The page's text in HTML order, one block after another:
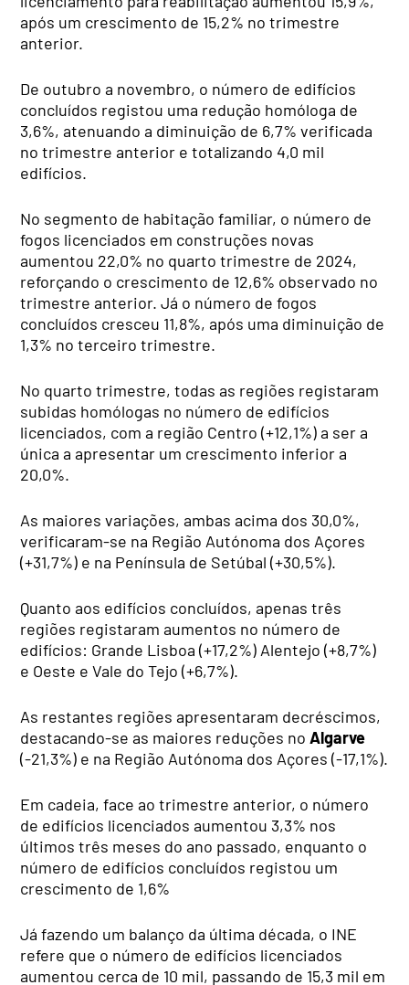
após um crescimento de 15,2% no trimestre
anterior.
De outubro a novembro, o número de edifícios
concluídos registou uma redução homóloga de
3,6%, atenuando a diminuição de 6,7% verificada
no trimestre anterior e totalizando 4,0 mil
edifícios.
No segmento de habitação familiar, o número de
fogos licenciados em construções novas
aumentou 22,0% no quarto trimestre de 2024,
reforçando o crescimento de 12,6% observado no
trimestre anterior. Já o número de fogos
concluídos cresceu 11,8%, após uma diminuição de
1,3% no terceiro trimestre.
No quarto trimestre, todas as regiões registaram
subidas homólogas no número de edifícios
licenciados, com a região Centro (+12,1%) a ser a
única a apresentar um crescimento inferior a
20,0%.
As maiores variações, ambas acima dos 30,0%,
verificaram-se na Região Autónoma dos Açores
(+31,7%) e na Península de Setúbal (+30,5%).
Quanto aos edifícios concluídos, apenas três
regiões registaram aumentos no número de
edifícios: Grande Lisboa (+17,2%) Alentejo (+8,7%)
e Oeste e Vale do Tejo (+6,7%).
As restantes regiões apresentaram decréscimos,
destacando-se as maiores reduções noAlgarve
(-21,3%) e na Região Autónoma dos Açores (-17,1%).
Em cadeia, face ao trimestre anterior, o número
de edifícios licenciados aumentou 3,3% nos
últimos três meses do ano passado, enquanto o
número de edifícios concluídos registou um
crescimento de 1,6%
Já fazendo um balanço da última década, o INE
refere que o número de edifícios licenciados
aumentou cerca de 10 mil, passando de 15,3 mil em